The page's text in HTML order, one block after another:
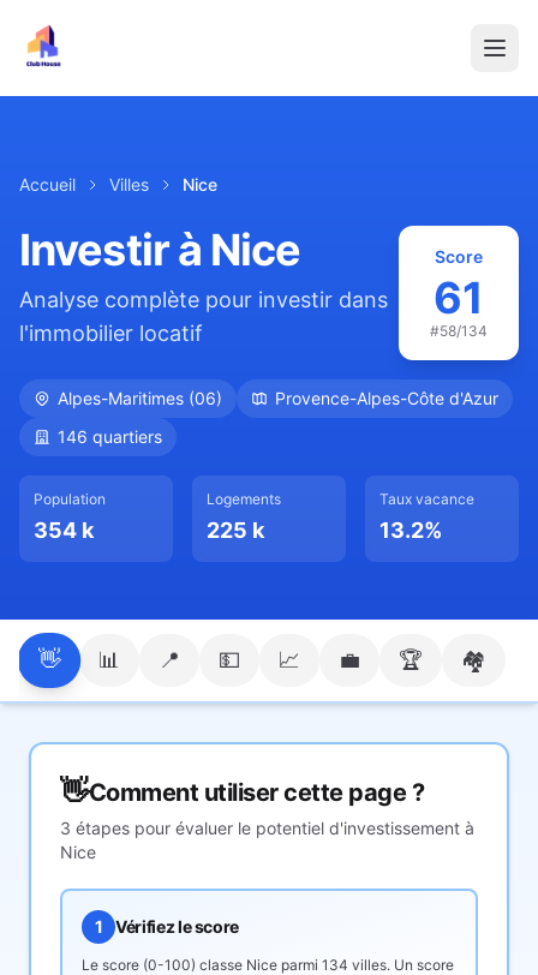
Accueil Villes Nice
Investir à Nice
Analyse complète pour investir dans
l'immobilier locatif
Score
61
#58/134
Alpes-Maritimes (06)
Provence-Alpes-Côte d'Azur
146 quartiers
Population
354 k
Logements
225 k
Taux vacance
13.2%
👋 📊 📍 💵 📈 💼 🏆 🏘️
👋Comment utiliser cette page ?
3 étapes pour évaluer le potentiel d'investissement à
Nice
1 Vérifiez le score
Le score (0-100) classe Nice parmi 134 villes. Un score